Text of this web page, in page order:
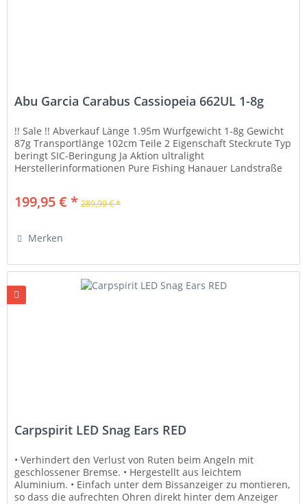
Abu Garcia Carabus Cassiopeia 662UL 1-8g
!! Sale !! Abverkauf Länge 1.95m Wurfgewicht 1-8g Gewicht
87g Transportlänge 102cm Teile 2 Eigenschaft Steckrute Typ
beringt SIC-Beringung Ja Aktion ultralight
Herstellerinformationen Pure Fishing Hanauer Landstraße
199,95 € * 289,99 € *
Merken
Carpspirit LED Snag Ears RED
• Verhindert den Verlust von Ruten beim Angeln mit
geschlossener Bremse. • Hergestellt aus leichtem
Aluminium. • Einfach unter dem Bissanzeiger zu montieren,
so dass die aufrechten Ohren direkt hinter dem Anzeiger